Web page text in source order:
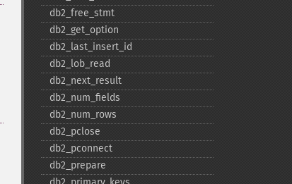
db2_​free_​stmt
db2_​get_​option
db2_​last_​insert_​id
db2_​lob_​read
db2_​next_​result
db2_​num_​fields
db2_​num_​rows
db2_​pclose
db2_​pconnect
db2_​prepare